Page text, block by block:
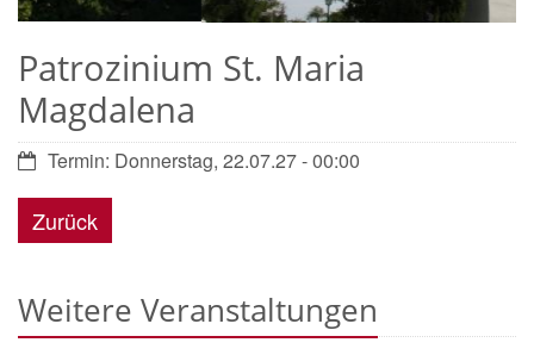
Patrozinium St. Maria
Magdalena
Datum:Termin: Donnerstag, 22.07.27 - 00:00
Zurück
Weitere Veranstaltungen